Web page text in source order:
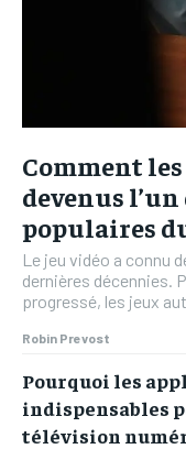
Comment
devenus
populaires
Le jeu vidéo a connu
dernières décennies.
progressé, les jeux
Robin Prevost
Pourquoi les
indispensables
télévision